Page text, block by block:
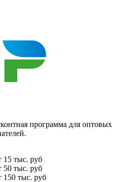
программа для оптовых
15 тыс. руб
50 тыс. руб
150 тыс. руб